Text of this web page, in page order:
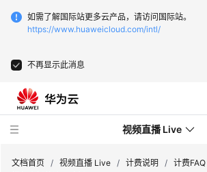
如需了解国际站更多云产品，请访问国际站。
https://www.huaweicloud.com/intl/
不再显示此消息
视频直播 Live
文档首页 / 视频直播 Live / 计费说明 / 计费FAQ